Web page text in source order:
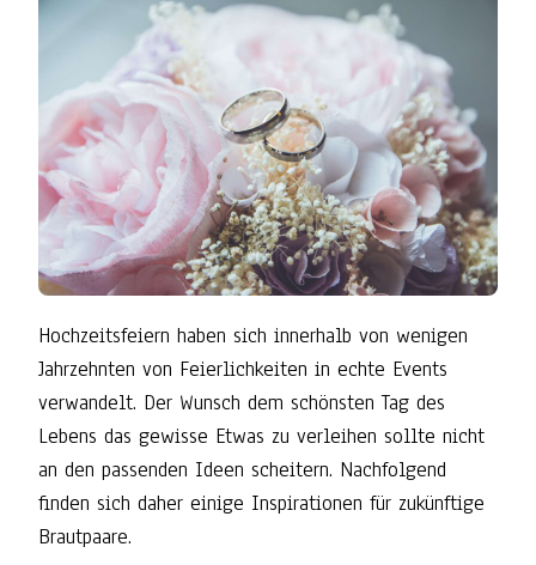
Hochzeitsfeiern haben sich innerhalb von wenigen
Jahrzehnten von Feierlichkeiten in echte Events
verwandelt. Der Wunsch dem schönsten Tag des
Lebens das gewisse Etwas zu verleihen sollte nicht
an den passenden Ideen scheitern. Nachfolgend
finden sich daher einige Inspirationen für zukünftige
Brautpaare.